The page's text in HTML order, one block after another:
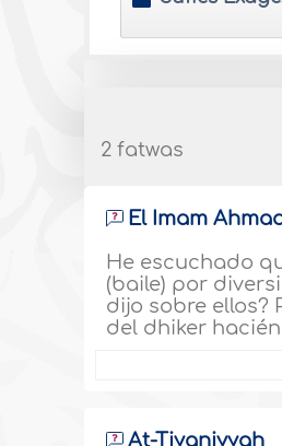
2 fatwas
El Imam
He escuchado
(baile) por
dijo sobre ellos?
del dhiker
At-Tiyaniyyah